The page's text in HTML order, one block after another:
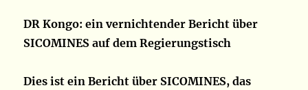
DR Kongo: ein vernichtender Bericht über
SICOMINES auf dem Regierungstisch
Dies ist ein Bericht über SICOMINES, das